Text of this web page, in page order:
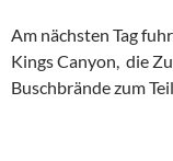
Am nächsten Tag
Kings Canyon, die
Buschbrände zum